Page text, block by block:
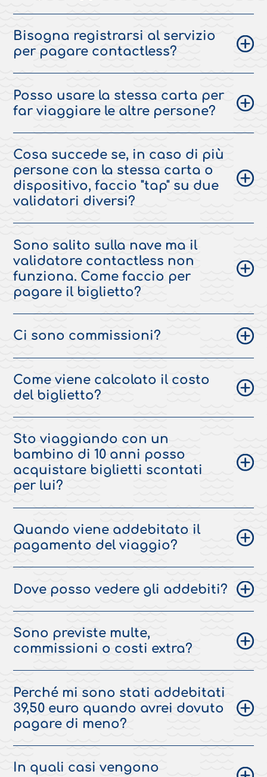
Bisogna registrarsi al servizio
per pagare contactless?
Posso usare la stessa carta per
far viaggiare le altre persone?
Cosa succede se, in caso di più
persone con la stessa carta o
dispositivo, faccio "tap" su due
validatori diversi?
Sono salito sulla nave ma il
validatore contactless non
funziona. Come faccio per
pagare il biglietto?
Ci sono commissioni?
Come viene calcolato il costo
del biglietto?
Sto viaggiando con un
bambino di 10 anni posso
acquistare biglietti scontati
per lui?
Quando viene addebitato il
pagamento del viaggio?
Dove posso vedere gli addebiti?
Sono previste multe,
commissioni o costi extra?
Perché mi sono stati addebitati
39,50 euro quando avrei dovuto
pagare di meno?
In quali casi vengono